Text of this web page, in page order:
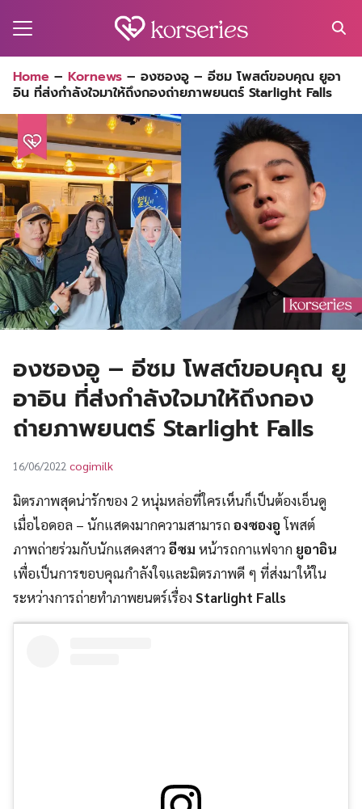
for:
Home – Kornews – องซองอู – อีซม โพสต์ขอบคุณ ยูอา
อิน ที่ส่งกำลังใจมาให้ถึงกองถ่ายภาพยนตร์ Starlight Falls
องซองอู – อีซม โพสต์ขอบคุณ ยู
อาอิน ที่ส่งกำลังใจมาให้ถึงกอง
ถ่ายภาพยนตร์ Starlight Falls
16/06/2022 cogimilk
มิตรภาพสุดน่ารักของ 2 หนุ่มหล่อที่ใครเห็นก็เป็นต้องเอ็นดู
เมื่อไอดอล – นักแสดงมากความสามารถองซองอูโพสต์
ภาพถ่ายร่วมกับนักแสดงสาวอีซม หน้ารถกาแฟจาก ยูอาอิน
เพื่อเป็นการขอบคุณกำลังใจและมิตรภาพดี ๆ ที่ส่งมาให้ใน
ระหว่างการถ่ายทำภาพยนตร์เรื่องStarlight Falls